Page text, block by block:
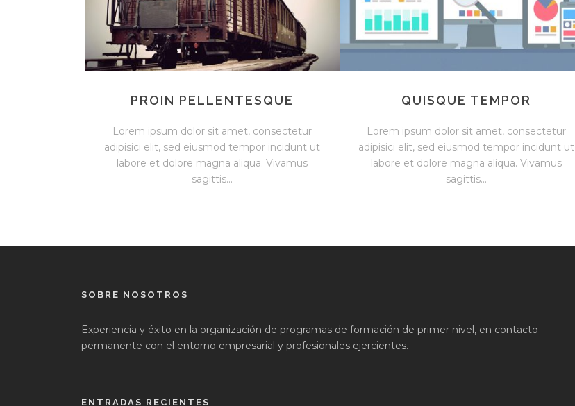
PROIN PELLENTESQUE
Lorem ipsum dolor sit amet, consectetur
adipisici elit, sed eiusmod tempor incidunt ut
labore et dolore magna aliqua. Vivamus
sagittis...
QUISQUE TEMPOR
Lorem ipsum dolor sit amet, consectetur
adipisici elit, sed eiusmod tempor incidunt ut
labore et dolore magna aliqua. Vivamus
sagittis...
SOBRE NOSOTROS
Experiencia y éxito en la organización de programas de formación de primer nivel, en contacto
permanente con el entorno empresarial y profesionales ejercientes.
ENTRADAS RECIENTES